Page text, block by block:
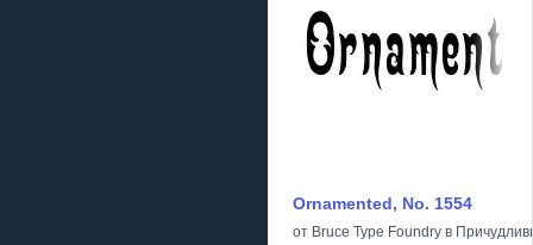
Ornamented, No. 1554
от Bruce Type Foundry в